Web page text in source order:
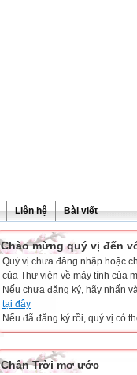
Liên hệ Bài viết
Chào mừng quý vị đến
Quý vị chưa đăng nhập hoặc
của Thư viện về máy tính của
Nếu chưa đăng ký, hãy nhấn
tại đây
Nếu đã đăng ký rồi, quý vị có
Chân Trời mơ ước